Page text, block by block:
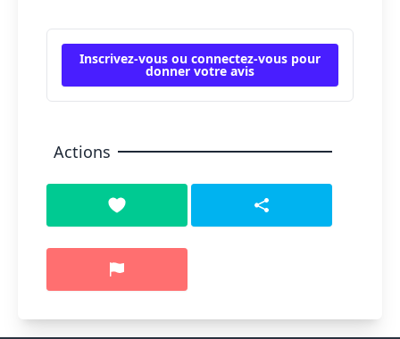
Inscrivez-vous ou connectez-vous pour
donner votre avis
Actions